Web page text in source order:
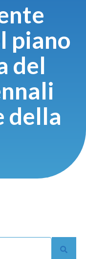
piano
del
della